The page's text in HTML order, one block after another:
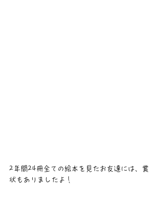
2年間24冊全ての絵本を見たお友達には、賞
状もありましたよ！